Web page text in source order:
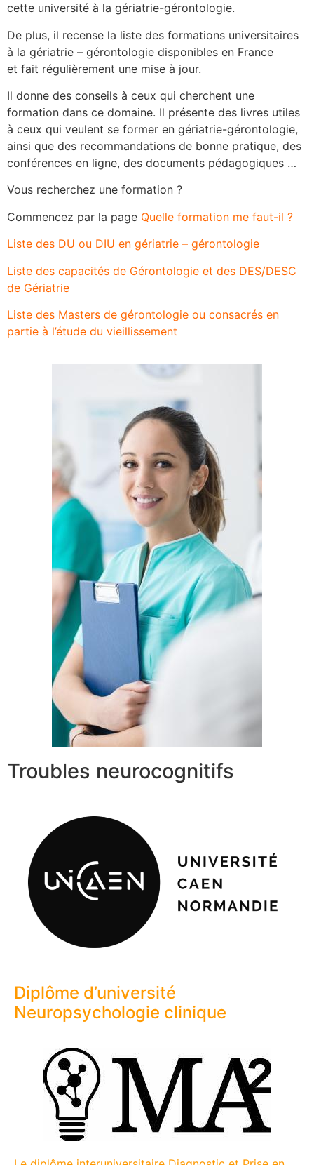
cette université à la gériatrie-gérontologie.
De plus, il recense la liste des formations universitaires
à la gériatrie – gérontologie disponibles en France
et fait régulièrement une mise à jour.
Il donne des conseils à ceux qui cherchent une
formation dans ce domaine. Il présente des livres utiles
à ceux qui veulent se former en gériatrie-gérontologie,
ainsi que des recommandations de bonne pratique, des
conférences en ligne, des documents pédagogiques …
Vous recherchez une formation ?
Commencez par la page Quelle formation me faut-il ?
Liste des DU ou DIU en gériatrie – gérontologie
Liste des capacités de Gérontologie et des DES/DESC
de Gériatrie
Liste des Masters de gérontologie ou consacrés en
partie à l’étude du vieillissement
Troubles neurocognitifs
Diplôme d’université
Neuropsychologie clinique